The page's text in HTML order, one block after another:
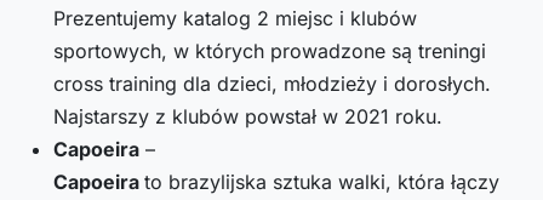
Prezentujemy katalog 2 miejsc i klubów
sportowych, w których prowadzone są treningi
cross training dla dzieci, młodzieży i dorosłych.
Najstarszy z klubów powstał w 2021 roku.
Capoeira –
Capoeira to brazylijska sztuka walki, która łączy